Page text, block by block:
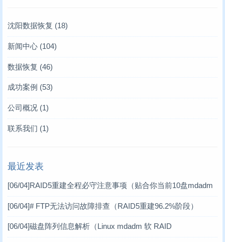
沈阳数据恢复 (18)
新闻中心 (104)
存储业内新闻
凯文数据恢复新闻
技术文章
数据恢复 (46)
服务器数据恢复
硬盘数据恢复
存储卡类恢复
数据库修复
成功案例 (53)
服务器数据恢复案例
数据库修复案例
工控机数据恢复案例
数码数据恢复案例(3)
DV数据恢复案例(1)
虚拟机数据恢复案例(2)
公司概况 (1)
联系我们 (1)
最近发表
[06/04]RAID5重建全程必守注意事项（贴合你当前10盘mdadm
[06/04]# FTP无法访问故障排查（RAID5重建96.2%阶段）
[06/04]磁盘阵列信息解析（Linux mdadm 软 RAID